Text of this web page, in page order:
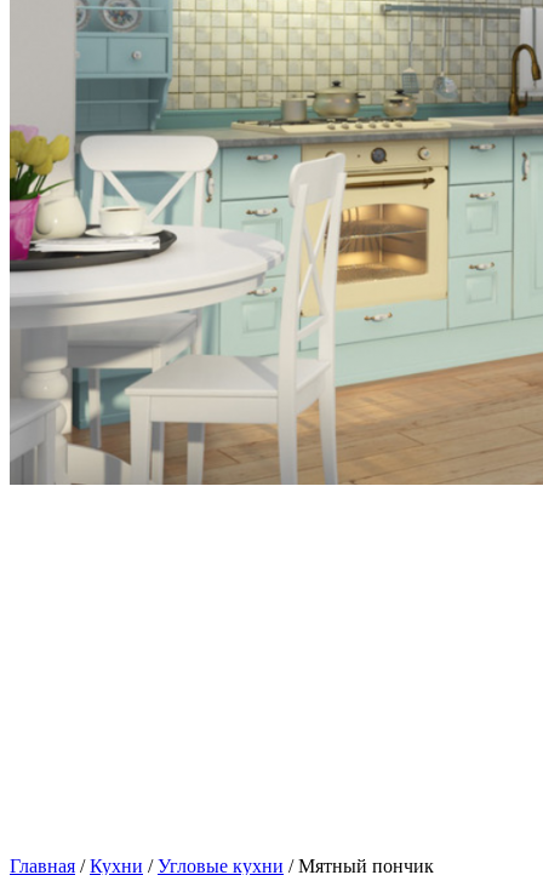
Главная /Кухни /Угловые кухни / Мятный пончик